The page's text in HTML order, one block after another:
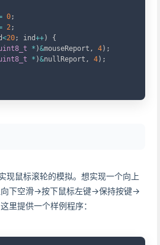
0;
2;
<20; ind++)
{
* )&mouseReport , 4) ;
* )&nullReport , 4) ;
现鼠标滚轮的模拟。想实现一个向上
下空滑->按下鼠标左键->保持按键->
里提供一个样例程序：